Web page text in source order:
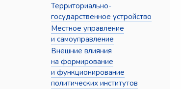
Территориально-
государственное устройство
Местное управление
и самоуправление
Внешние влияния
на формирование
и функционирование
политических институтов